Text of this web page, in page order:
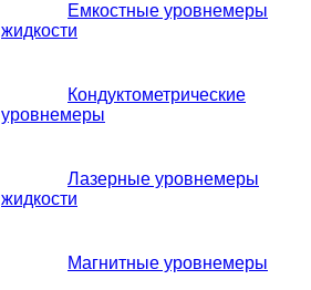
Емкостные уровнемеры
жидкости
Кондуктометрические
уровнемеры
Лазерные уровнемеры
жидкости
Магнитные уровнемеры